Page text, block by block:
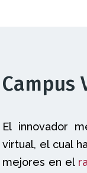
Campus
El innovador
virtual, el cual
mejores en el